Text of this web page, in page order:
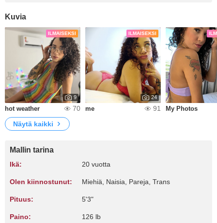
Kuvia
ILMAISEKSI
9
hot weather 70
ILMAISEKSI
24
me 91 My Photos
Näytä kaikki
Mallin tarina
Ikä: 20 vuotta
Olen kiinnostunut: Miehiä, Naisia, Pareja, Trans
Pituus: 5'3"
Paino: 126 lb